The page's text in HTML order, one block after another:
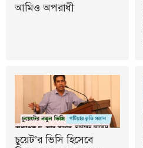
আমিও অপরাধী
চুয়েট’র ভিসি হিসেবে